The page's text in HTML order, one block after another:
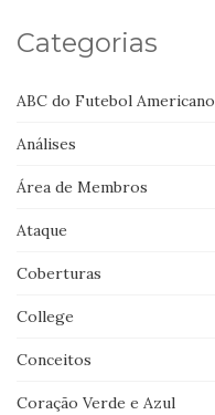
Categorias
ABC do Futebol Americano
Análises
Área de Membros
Ataque
Coberturas
College
Conceitos
Coração Verde e Azul